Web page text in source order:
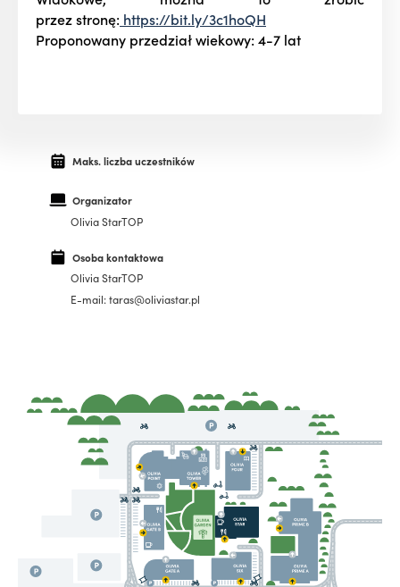
przez stronę: https://bit.ly/3c1hoQH
Proponowany przedział wiekowy: 4-7 lat
Maks. liczba uczestników
Organizator
Olivia StarTOP
Osoba kontaktowa
Olivia StarTOP
E-mail: taras@oliviastar.pl